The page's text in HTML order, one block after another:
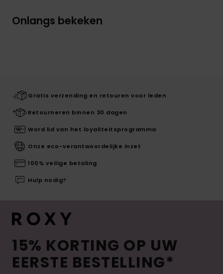
Onlangs bekeken
Gratis verzending en retouren voor leden
Retourneren binnen 30 dagen
Word lid van het loyaliteitsprogramma
Onze eco-verantwoordelijke inzet
100% veilige betaling
Hulp nodig?
15% KORTING OP UW
EERSTE BESTELLING*